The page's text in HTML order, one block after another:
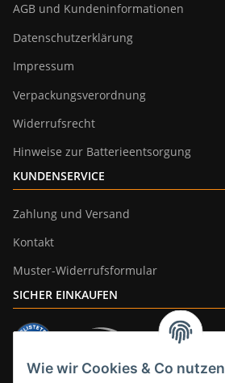
Wie wir Cookies & Co nutzen
AGB und Kundeninformationen
Datenschutzerklärung
Impressum
Verpackungsverordnung
Widerrufsrecht
Hinweise zur Batterieentsorgung
KUNDENSERVICE
Zahlung und Versand
Kontakt
Muster-Widerrufsformular
SICHER EINKAUFEN